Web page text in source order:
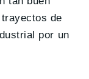
de
por un